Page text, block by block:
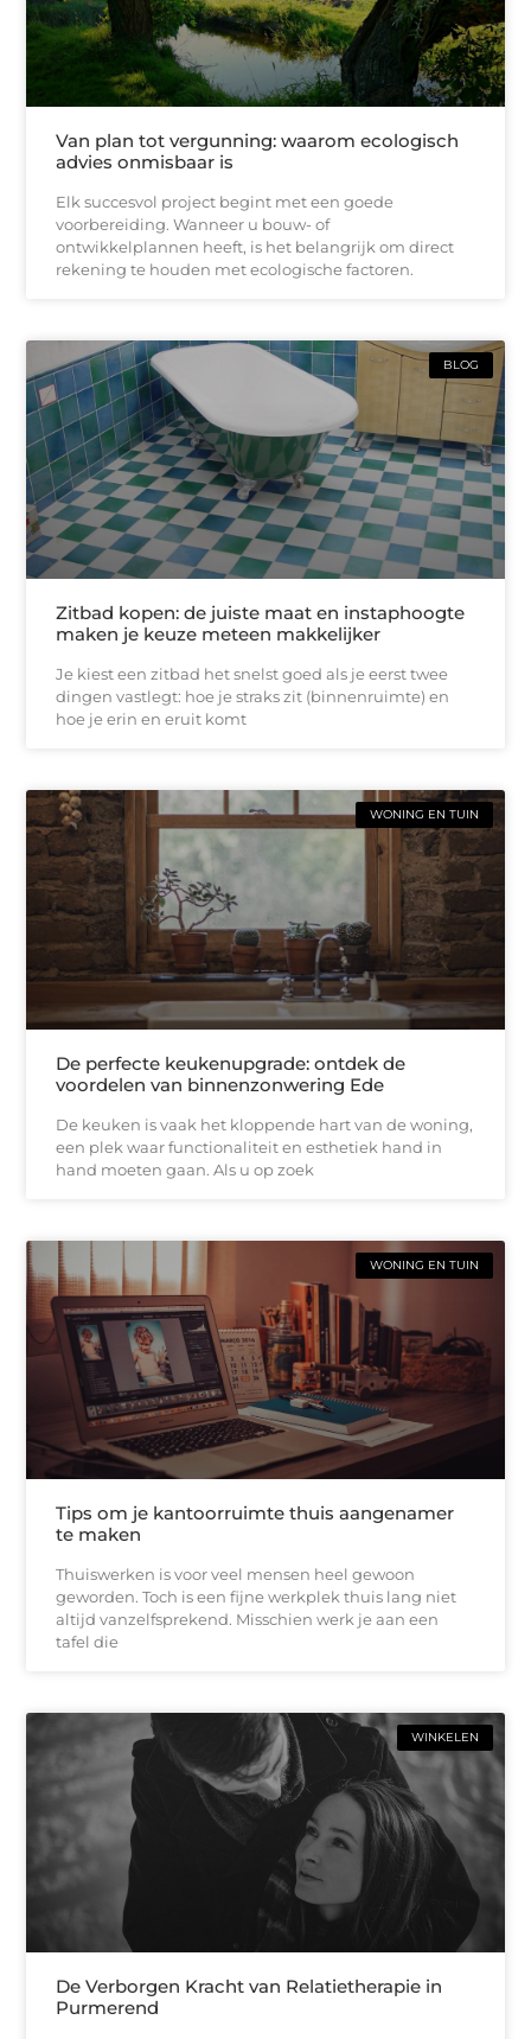
Van plan tot vergunning: waarom ecologisch
advies onmisbaar is
Elk succesvol project begint met een goede
voorbereiding. Wanneer u bouw- of
ontwikkelplannen heeft, is het belangrijk om direct
rekening te houden met ecologische factoren.
BLOG
Zitbad kopen: de juiste maat en instaphoogte
maken je keuze meteen makkelijker
Je kiest een zitbad het snelst goed als je eerst twee
dingen vastlegt: hoe je straks zit (binnenruimte) en
hoe je erin en eruit komt
WONING EN TUIN
De perfecte keukenupgrade: ontdek de
voordelen van binnenzonwering Ede
De keuken is vaak het kloppende hart van de woning,
een plek waar functionaliteit en esthetiek hand in
hand moeten gaan. Als u op zoek
WONING EN TUIN
Tips om je kantoorruimte thuis aangenamer
te maken
Thuiswerken is voor veel mensen heel gewoon
geworden. Toch is een fijne werkplek thuis lang niet
altijd vanzelfsprekend. Misschien werk je aan een
tafel die
WINKELEN
De Verborgen Kracht van Relatietherapie in
Purmerend